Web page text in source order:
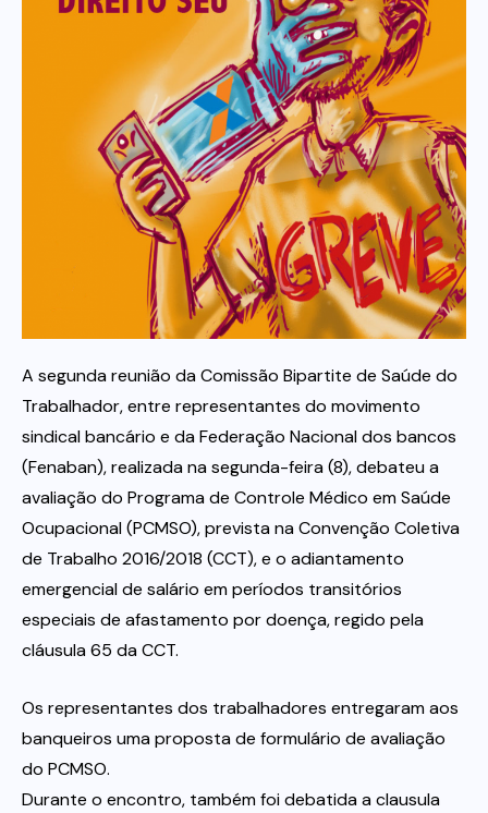
Financeiras e Cooperativas
A segunda reunião da Comissão Bipartite de Saúde do
Trabalhador, entre representantes do movimento
sindical bancário e da Federação Nacional dos bancos
(Fenaban), realizada na segunda-feira (8), debateu a
avaliação do Programa de Controle Médico em Saúde
Ocupacional (PCMSO), prevista na Convenção Coletiva
de Trabalho 2016/2018 (CCT), e o adiantamento
emergencial de salário em períodos transitórios
especiais de afastamento por doença, regido pela
cláusula 65 da CCT.
Os representantes dos trabalhadores entregaram aos
banqueiros uma proposta de formulário de avaliação
do PCMSO.
Durante o encontro, também foi debatida a clausula